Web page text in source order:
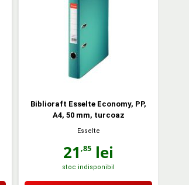
Biblioraft Esselte Economy, PP,
A4, 50 mm, turcoaz
Esselte
21 ,85 lei
stoc indisponibil